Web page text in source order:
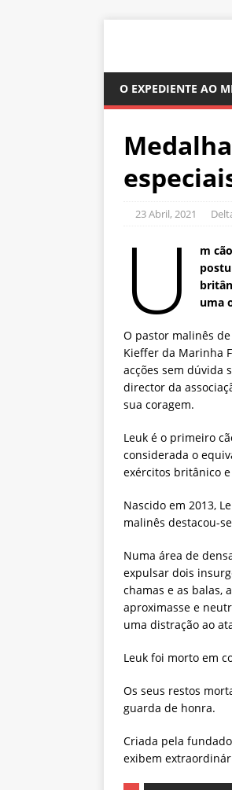
O EXPEDIENTE AO
23 Abril, 2021
U
m
uma
O pastor malinês
Kieffer da Marinha
acções sem dúvida
director da
sua coragem.
Leuk é o primeiro
considerada o
exércitos britânico
Nascido em 2013,
malinês destacou-
Numa área de
expulsar dois
chamas e as balas,
aproximasse e
uma distração ao
Leuk foi morto em
Os seus restos
guarda de honra.
Criada pela
exibem